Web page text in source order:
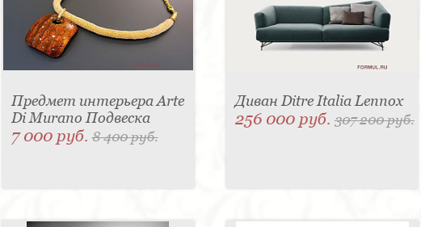
Предмет интерьера Arte
Di Murano Подвеска
7 000 руб.8 400 руб.
Диван Ditre Italia Lennox
256 000 руб. 307 200 руб.